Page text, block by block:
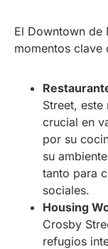
El Downtown de
momentos clave
Street, este
crucial en
por su
su
tanto para
sociales.
Housing
Crosby
refugios